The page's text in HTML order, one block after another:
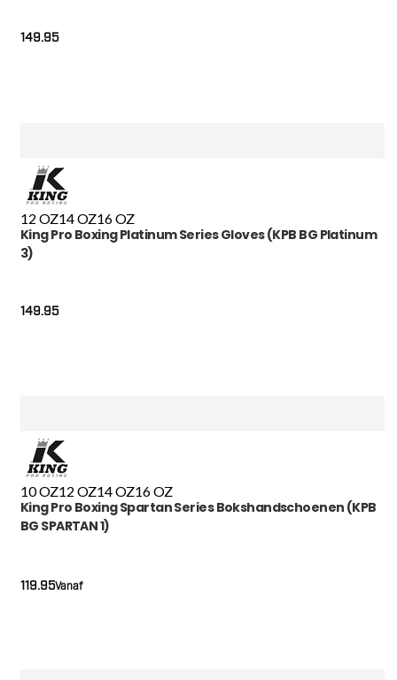
149.95
12 OZ14 OZ16 OZ
King Pro Boxing Platinum Series Gloves (KPB BG Platinum
3)
149.95
10 OZ12 OZ14 OZ16 OZ
King Pro Boxing Spartan Series Bokshandschoenen (KPB
BG SPARTAN 1)
Vanaf
119.95